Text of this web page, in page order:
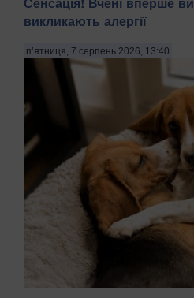
викликають алергії
п’ятниця, 7 серпень 2026, 13:40